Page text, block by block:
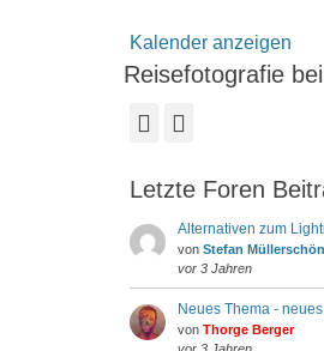
Kalender anzeigen
Reisefotografie
Facebook
Letzte Foren
Alternativen zum
von Stefan Müllerschön
vor 3 Jahren
Neues Thema -
von Thorge Berger